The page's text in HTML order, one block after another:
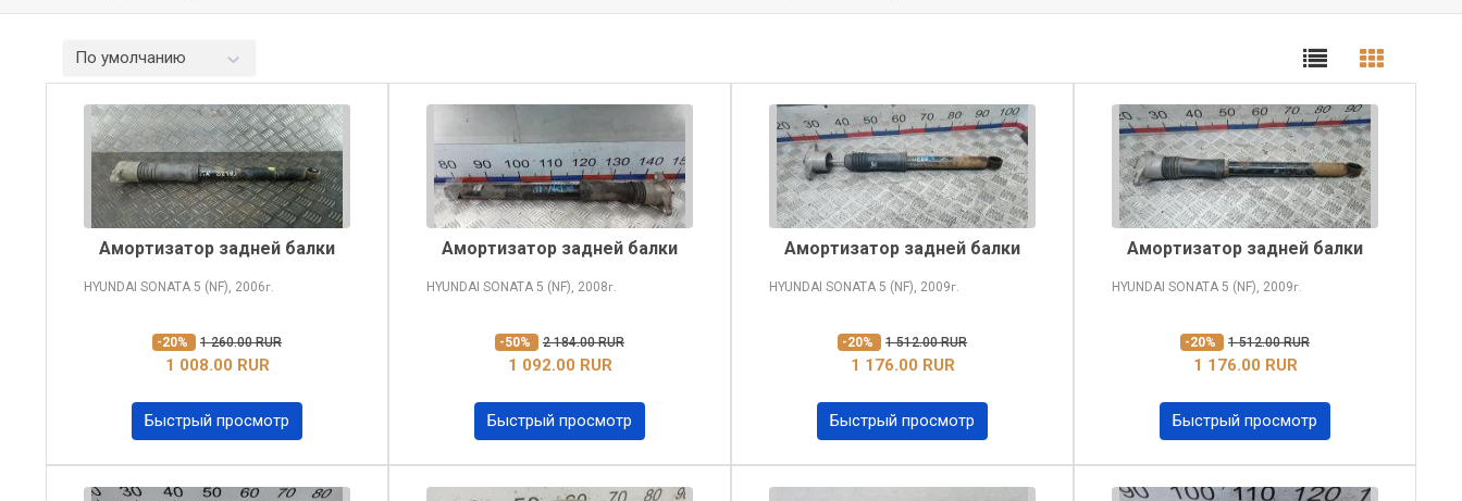
По умолчанию
Амортизатор задней балки
HYUNDAI SONATA 5 (NF), 2006г.
-20% 1 260.00 RUR
1 008.00 RUR
Быстрый просмотр
Амортизатор задней балки
HYUNDAI SONATA 5 (NF), 2008г.
-50% 2 184.00 RUR
1 092.00 RUR
Быстрый просмотр
Амортизатор задней балки
HYUNDAI SONATA 5 (NF), 2009г.
-20% 1 512.00 RUR
1 176.00 RUR
Быстрый просмотр
Амортизатор задней балки
HYUNDAI SONATA 5 (NF), 2009г.
-20% 1 512.00 RUR
1 176.00 RUR
Быстрый просмотр